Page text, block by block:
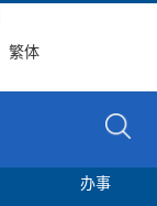
繁体
办事